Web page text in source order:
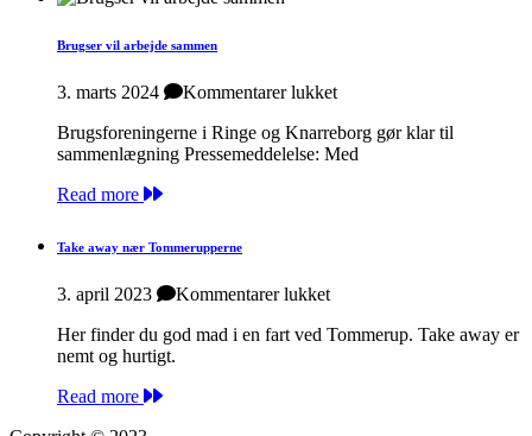
Brugser vil arbejde sammen
3. marts 2024 Kommentarer lukkettil
vil
arbejde
Brugsforeningerne i Ringe og Knarreborg gør klar til
sammenlægning Pressemeddelelse: Med
Read more
Take away nær Tommerupperne
3. april 2023 Kommentarer lukkettil
away
Her finder du god mad i en fart ved Tommerup. Take away er
nemt og hurtigt.
Read more